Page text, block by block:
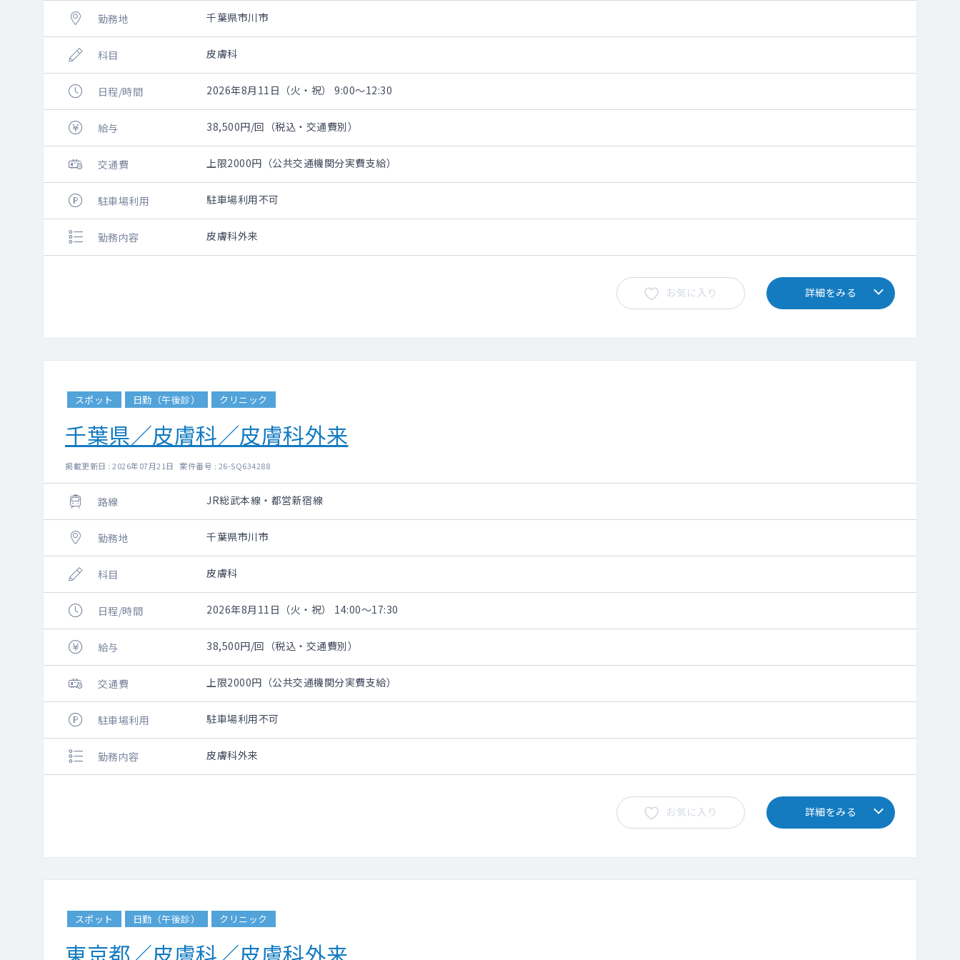
勤務地 千葉県市川市
科目 皮膚科
日程/時間 2026年8月11日（火・祝） 9:00～12:30
給与 38,500円/回（税込・交通費別）
交通費 上限2000円（公共交通機関分実費支給）
駐車場利用 駐車場利用不可
勤務内容 皮膚科外来
お気に入り 詳細をみる
スポット 日勤（午後診） クリニック
千葉県／皮膚科／皮膚科外来
掲載更新日 : 2026年07月21日 案件番号 : 26-SQ634288
路線 JR総武本線・都営新宿線
勤務地 千葉県市川市
科目 皮膚科
日程/時間 2026年8月11日（火・祝） 14:00～17:30
給与 38,500円/回（税込・交通費別）
交通費 上限2000円（公共交通機関分実費支給）
駐車場利用 駐車場利用不可
勤務内容 皮膚科外来
お気に入り 詳細をみる
スポット 日勤（午後診） クリニック
東京都／皮膚科／皮膚科外来